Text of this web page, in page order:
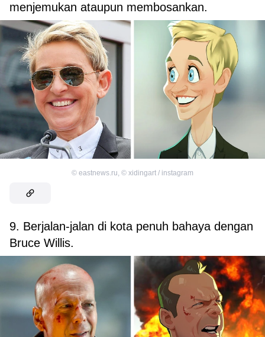
menjemukan ataupun membosankan.
© eastnews.ru, © xidingart / instagram
9. Berjalan-jalan di kota penuh bahaya dengan
Bruce Willis.